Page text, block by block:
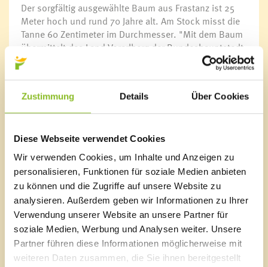
Zustimmung Details Über Cookies
Diese Webseite verwendet Cookies
Wir verwenden Cookies, um Inhalte und Anzeigen zu
personalisieren, Funktionen für soziale Medien anbieten
zu können und die Zugriffe auf unsere Website zu
analysieren. Außerdem geben wir Informationen zu Ihrer
Verwendung unserer Website an unsere Partner für
soziale Medien, Werbung und Analysen weiter. Unsere
Partner führen diese Informationen möglicherweise mit
weiteren Daten zusammen, die Sie ihnen bereitgestellt
Der sorgfältig ausgewählte Baum aus Frastanz ist 25
Meter hoch und rund 70 Jahre alt. Am Stock misst die
Tanne 60 Zentimeter im Durchmesser. "Mit dem Baum
übermittelt das Land Vorarlberg der Bundeshauptstadt
Wien sowie allen Besucherinnen und Besuchern des
weltbekannten Wiener Christkindlmarktes einen hell
Mag. Markus Wallner.
feierlich in der Bundeshauptstadt illuminiert werden
kann, wird er von Freiwilligen der Feuerwehr Frastanz
transportfähig gemacht. Bei der Illuminierung mit dem
Wiener Bürgermeister Michael Häupl wird eine
Abordnung aus Frastanz mit Landeshauptmann
Markus Wallner an der Spitze dabei sein. Die
musikalische Umrahmung übernimmt dabei die
Gardemusik Wien und der Musikverein Frastanz.